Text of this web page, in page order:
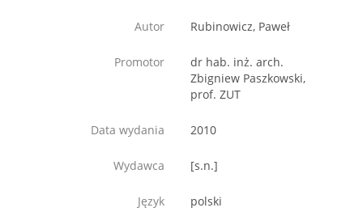
Autor Rubinowicz, Paweł
Promotor
dr hab. inż. arch.
Zbigniew Paszkowski,
prof. ZUT
Data wydania 2010
Wydawca [s.n.]
Język polski